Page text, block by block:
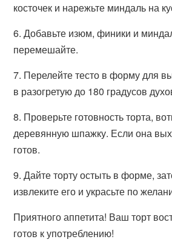
косточек и нарежьте миндаль на
6. Добавьте изюм, финики и
перемешайте.
7. Перелейте тесто в форму для
в разогретую до 180 градусов
8. Проверьте готовность торта,
деревянную шпажку. Если она
готов.
9. Дайте торту остыть в форме,
извлеките его и украсьте по
Приятного аппетита! Ваш торт
готов к употреблению!